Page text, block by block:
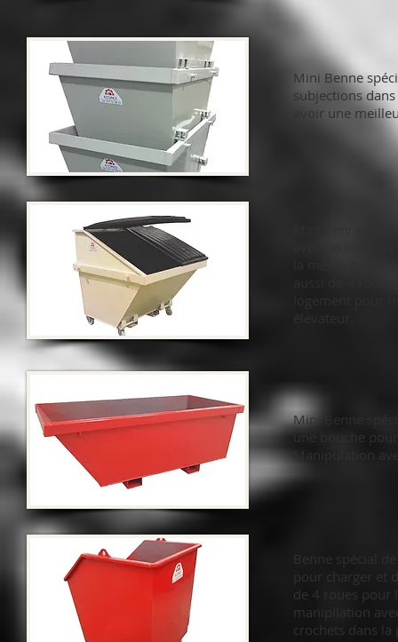
Mini Benne
subjections
avoir une
Mini Benne
une bouche
Manipulation
Benne spécial
pour charger et
de 4 roues pour
manipilation
crochets dans